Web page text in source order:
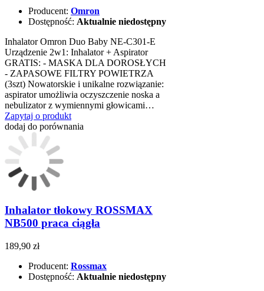
Producent: Omron
Dostępność: Aktualnie niedostępny
Inhalator Omron Duo Baby NE-C301-E
Urządzenie 2w1: Inhalator + Aspirator
GRATIS: - MASKA DLA DOROSŁYCH
- ZAPASOWE FILTRY POWIETRZA
(3szt) Nowatorskie i unikalne rozwiązanie:
aspirator umożliwia oczyszczenie noska a
nebulizator z wymiennymi głowicami…
Zapytaj o produkt
dodaj do porównania
Inhalator tłokowy ROSSMAX
NB500 praca ciągła
189,90 zł
Producent: Rossmax
Dostępność: Aktualnie niedostępny